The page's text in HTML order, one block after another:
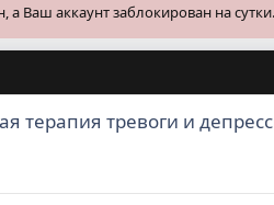
Ваш аккаунт заблокирован на
терапия тревоги и